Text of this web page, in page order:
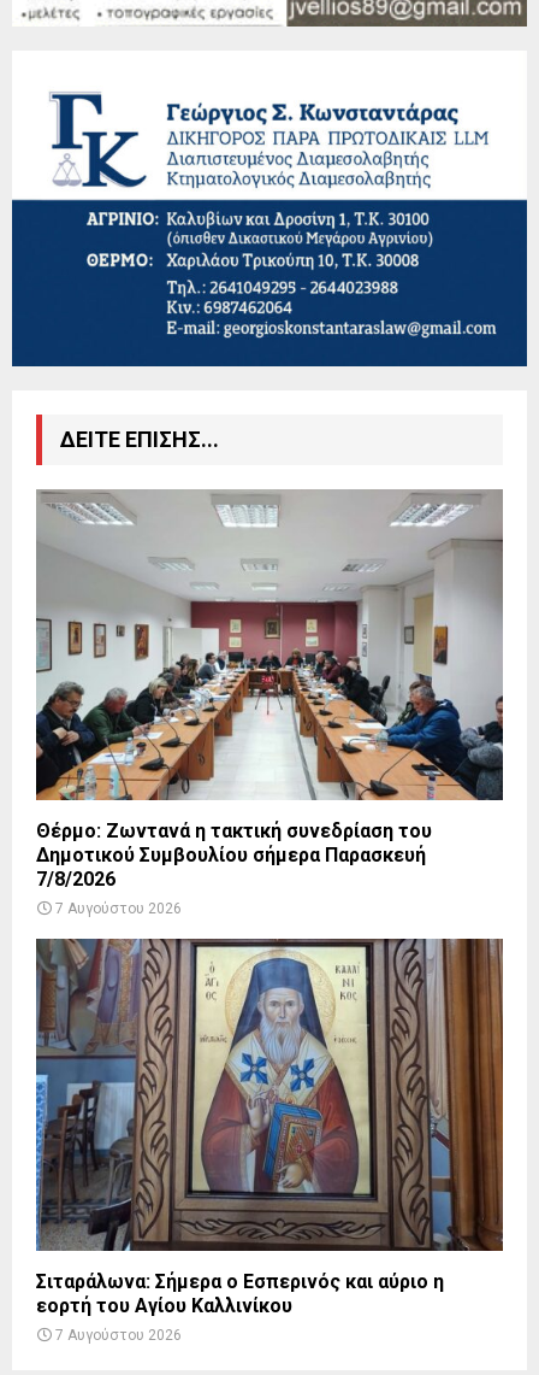
ΔΕΙΤΕ ΕΠΙΣΗΣ...
Θέρμο: Ζωντανά η τακτική συνεδρίαση του
Δημοτικού Συμβουλίου σήμερα Παρασκευή
7/8/2026
7 Αυγούστου 2026
Σιταράλωνα: Σήμερα ο Εσπερινός και αύριο η
εορτή του Αγίου Καλλινίκου
7 Αυγούστου 2026